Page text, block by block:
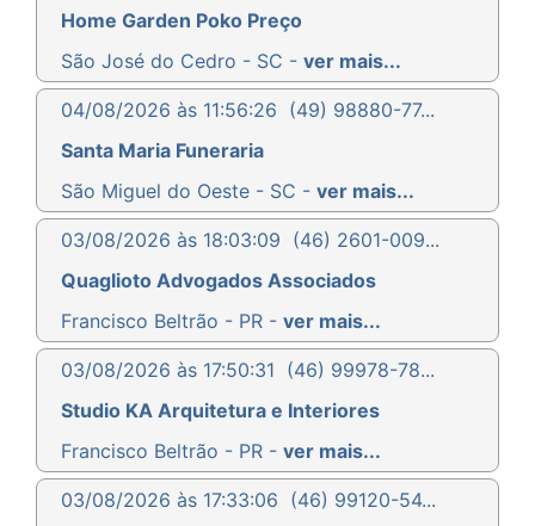
Home Garden Poko Preço
São José do Cedro - SC - ver mais...
04/08/2026 às 11:56:26 (49) 98880-77...
Santa Maria Funeraria
São Miguel do Oeste - SC - ver mais...
03/08/2026 às 18:03:09 (46) 2601-009...
Quaglioto Advogados Associados
Francisco Beltrão - PR - ver mais...
03/08/2026 às 17:50:31 (46) 99978-78...
Studio KA Arquitetura e Interiores
Francisco Beltrão - PR - ver mais...
03/08/2026 às 17:33:06 (46) 99120-54...